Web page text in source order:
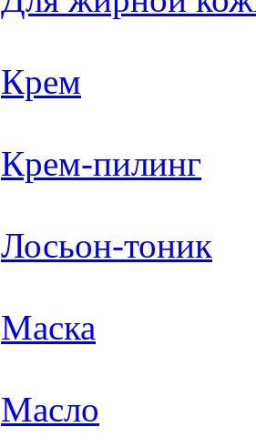
Крем
Крем-пилинг
Лосьон-тоник
Маска
Масло